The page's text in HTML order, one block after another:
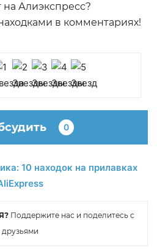
Алиэкспресс?
в комментариях!
0
Поддержите нас и поделитесь с
друзьями